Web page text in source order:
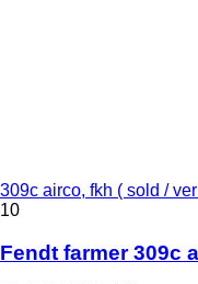
309c airco, fkh ( sold /
10
Fendt farmer 309c